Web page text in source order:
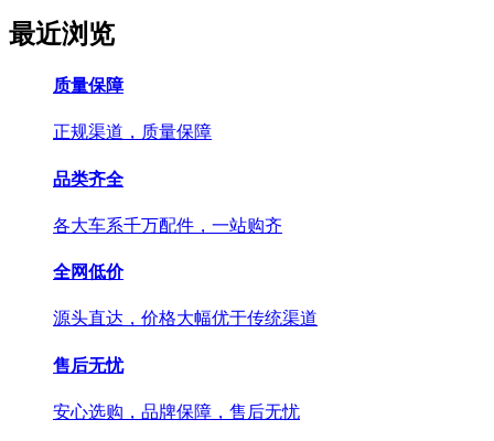
最近浏览
质量保障
正规渠道，质量保障
品类齐全
各大车系千万配件，一站购齐
全网低价
源头直达，价格大幅优于传统渠道
售后无忧
安心选购，品牌保障，售后无忧